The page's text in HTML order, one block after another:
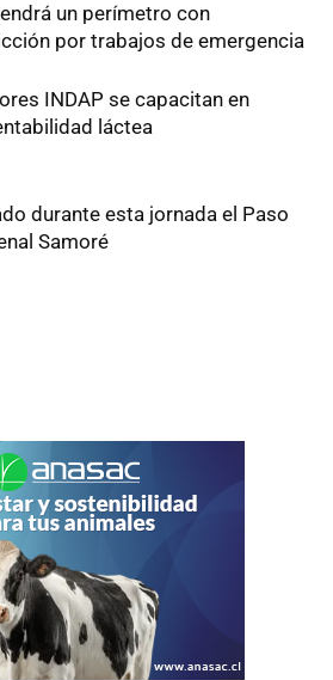
un perímetro con
por trabajos de emergencia
INDAP se capacitan en
láctea
durante esta jornada el Paso
Samoré